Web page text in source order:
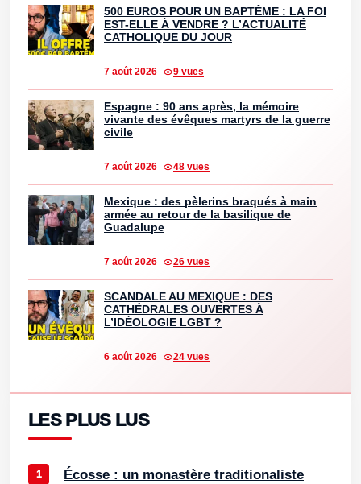
500 EUROS POUR UN BAPTÊME : LA FOI
EST-ELLE À VENDRE ? L’ACTUALITÉ
CATHOLIQUE DU JOUR
7 août 2026 9 vues
Espagne : 90 ans après, la mémoire
vivante des évêques martyrs de la guerre
civile
7 août 2026 48 vues
Mexique : des pèlerins braqués à main
armée au retour de la basilique de
Guadalupe
7 août 2026 26 vues
SCANDALE AU MEXIQUE : DES
CATHÉDRALES OUVERTES À
L’IDÉOLOGIE LGBT ?
6 août 2026 24 vues
LES PLUS LUS
Écosse : un monastère traditionaliste